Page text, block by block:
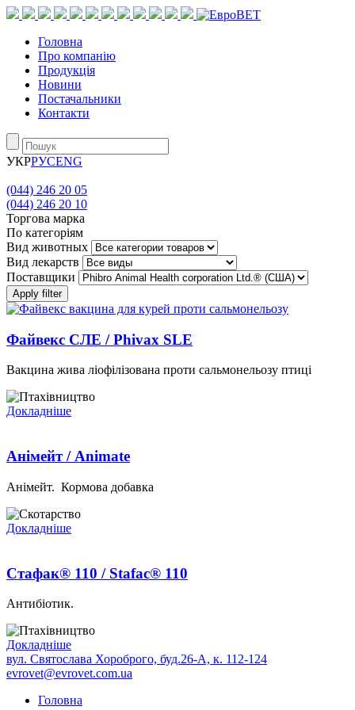
Головна
Про компанію
Продукція
Новини
Постачальники
Контакти
УКРРУСENG
(044) 246 20 05
(044) 246 20 10
Торгова марка
По категоріям
Вид животных
Вид лекарств
Поставщики
Apply filter
Файвекс СЛЕ / Phivax SLE
Вакцина жива лiофiлiзована проти сальмонельозу птицi
Докладніше
Анімейт / Animate
Анімейт. Кормова добавка
Докладніше
Стафак® 110 / Stafac® 110
Антибіотик.
Докладніше
вул. Святослава Хороброго, буд.26-А, к. 112-124
evrovet@evrovet.com.ua
Головна